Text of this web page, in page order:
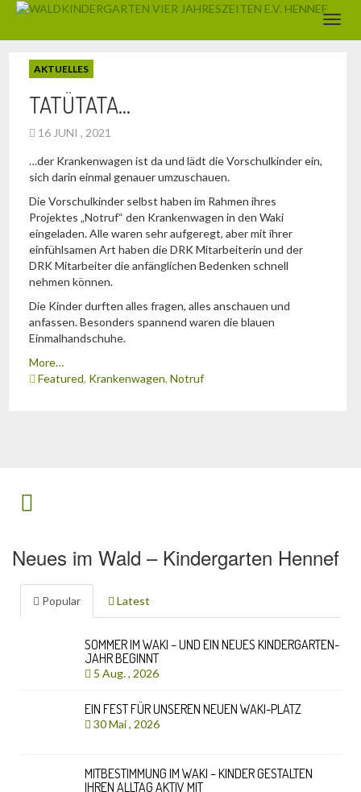
AKTUELLES
TATÜTATA…
16 JUNI , 2021
…der Krankenwagen ist da und lädt die Vorschulkinder ein,
sich darin einmal genauer umzuschauen.
Die Vorschulkinder selbst haben im Rahmen ihres
Projektes „Notruf“ den Krankenwagen in den Waki
eingeladen. Alle waren sehr aufgeregt, aber mit ihrer
einfühlsamen Art haben die DRK Mitarbeiterin und der
DRK Mitarbeiter die anfänglichen Bedenken schnell
nehmen können.
Die Kinder durften alles fragen, alles anschauen und
anfassen. Besonders spannend waren die blauen
Einmalhandschuhe.
More…
Featured, Krankenwagen, Notruf
Neues im Wald – Kindergarten Hennef
Popular Latest
SOMMER IM WAKI – UND EIN NEUES KINDERGARTEN-
JAHR BEGINNT
5 Aug. , 2026
EIN FEST FÜR UNSEREN NEUEN WAKI-PLATZ
30 Mai , 2026
MITBESTIMMUNG IM WAKI – KINDER GESTALTEN
IHREN ALLTAG AKTIV MIT